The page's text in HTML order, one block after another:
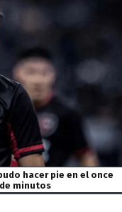
hacer pie en el once
minutos